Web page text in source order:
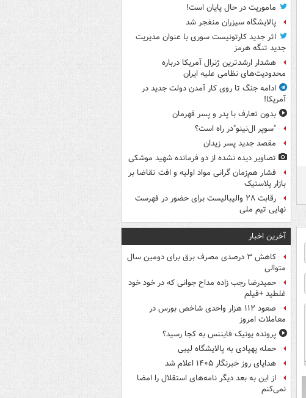
ماموریت در حال پایان است!
پالایشگاه سیزران منفجر شد
اثر جدید کارتونیست سوری با عنوان مدیریت
جدید تنگه هرمز
هشدار ارشدترین ژنرال آمریکا درباره
محدودیت‌های نظامی علیه ایران
ادامه جنگ تا روی کار آمدن دولت جدید در
آمریکا!
بدون تعارف با پدر و پسر قهرمان
"سوپر ال‌نینو"در راه است؟
مقصد جدید پسر زیدان
تصاویر دیده‌ نشده از دو فرمانده شهید موشکی
فشار هم‌زمان گرانی مواد اولیه و افت تقاضا بر
بازار پلاستیک
رقابت ۲۸ والیبالیست برای حضور در فهرست
نهایی تیم ملی
آخرین اخبار
کاهش ۳ درصدی مصرف برق برای دومین سال
متوالی
حمیدرضا رجب زاده مداح جوانی که در خود خود
غلطید +فیلم
صعود ۱۱۲ هزار واحدی شاخص بورس در
معاملات امروز
پرونده یونیک فایننس به کجا رسید؟
حمله پهپادی به پالایشگاه لیبی
هدایای روز خبرنگار ۱۴۰۵ اعلام شد
از این به بعد دیگر نامه‌های استقلال را امضا
نمی‌کنم